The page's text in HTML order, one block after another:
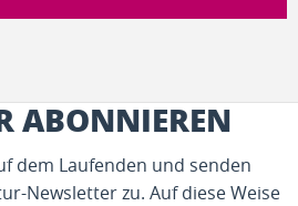
ABONNIEREN
dem Laufenden und senden
Newsletter zu. Auf diese Weise